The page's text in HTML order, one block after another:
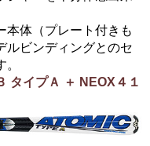
本体（プレート付きも
ルビンディングとのセ
イプＡ ＋ NEOX４１